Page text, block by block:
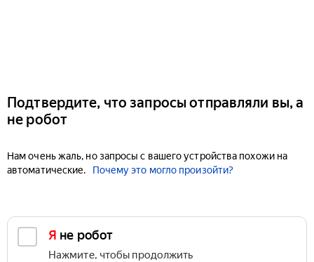
Подтвердите, что запросы отправляли вы, а
не робот
Нам очень жаль, но запросы с вашего устройства похожи на
автоматические.
Почему это могло произойти?
Я не робот
Нажмите, чтобы продолжить